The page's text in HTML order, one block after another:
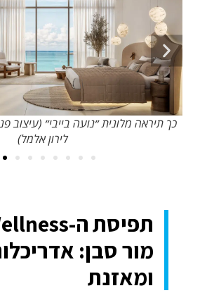
כך תיראה מלונית ״נועה בייבי״ (עיצוב
לירון אלמל)
מור סבן:
ומאזנת